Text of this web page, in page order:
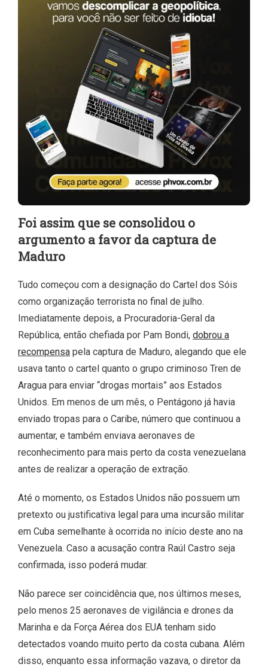
Foi assim que se consolidou o
argumento a favor da captura de
Maduro
Tudo começou com a designação do Cartel dos Sóis
como organização terrorista no final de julho.
Imediatamente depois, a Procuradoria-Geral da
República, então chefiada por Pam Bondi, dobrou a
recompensa pela captura de Maduro, alegando que ele
usava tanto o cartel quanto o grupo criminoso Tren de
Aragua para enviar “drogas mortais” aos Estados
Unidos. Em menos de um mês, o Pentágono já havia
enviado tropas para o Caribe, número que continuou a
aumentar, e também enviava aeronaves de
reconhecimento para mais perto da costa venezuelana
antes de realizar a operação de extração.
Até o momento, os Estados Unidos não possuem um
pretexto ou justificativa legal para uma incursão militar
em Cuba semelhante à ocorrida no início deste ano na
Venezuela. Caso a acusação contra Raúl Castro seja
confirmada, isso poderá mudar.
Não parece ser coincidência que, nos últimos meses,
pelo menos 25 aeronaves de vigilância e drones da
Marinha e da Força Aérea dos EUA tenham sido
detectados voando muito perto da costa cubana. Além
disso, enquanto essa informação vazava, o diretor da